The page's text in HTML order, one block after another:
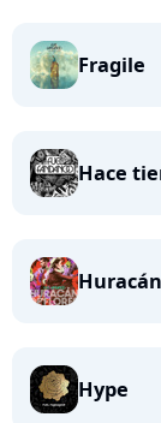
Fragile
Hace
Hype